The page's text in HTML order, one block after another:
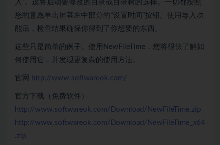
入”。这将启动要修改的目录或目录树的选择。一切都按照
您的意愿单击屏幕左中部分的“设置时间”按钮。使用导入功
能后，检查结果确保你得到了你想要的东西。
这些只是简单的例子。使用NewFileTime，您将很快了解如
何使用它，并发现更复杂的使用方法。
官网 http://www.softwareok.com/
官方下载（免费软件）
http://www.softwareok.com/Download/NewFileTime.zip
http://www.softwareok.com/Download/NewFileTime_x64
.zip